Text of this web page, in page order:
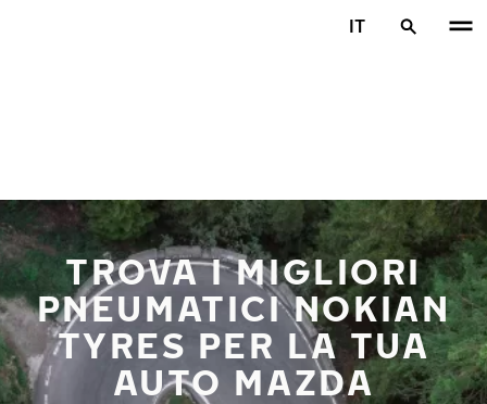
IT
TROVA I MIGLIORI
PNEUMATICI NOKIAN
TYRES PER LA TUA
AUTO MAZDA